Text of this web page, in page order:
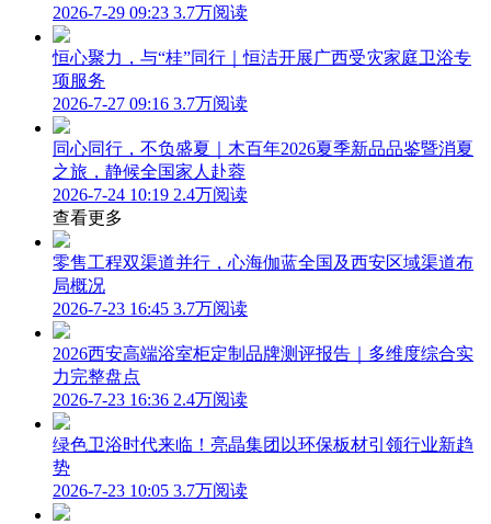
2026-7-29 09:23 3.7万阅读
恒心聚力，与“桂”同行｜恒洁开展广西受灾家庭卫浴专
项服务
2026-7-27 09:16 3.7万阅读
同心同行，不负盛夏｜木百年2026夏季新品品鉴暨消夏
之旅，静候全国家人赴蓉
2026-7-24 10:19 2.4万阅读
查看更多
零售工程双渠道并行，心海伽蓝全国及西安区域渠道布
局概况
2026-7-23 16:45 3.7万阅读
2026西安高端浴室柜定制品牌测评报告｜多维度综合实
力完整盘点
2026-7-23 16:36 2.4万阅读
绿色卫浴时代来临！亮晶集团以环保板材引领行业新趋
势
2026-7-23 10:05 3.7万阅读